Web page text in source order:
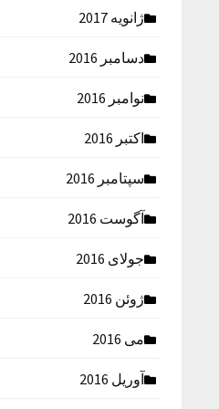
ژانویه 2017
دسامبر 2016
نوامبر 2016
اکتبر 2016
سپتامبر 2016
آگوست 2016
جولای 2016
ژوئن 2016
می 2016
آوریل 2016